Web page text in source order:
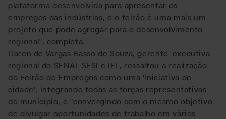
plataforma desenvolvida para apresentar os
empregos das indústrias, e o feirão é uma mais um
projeto que pode agregar para o desenvolvimento
regional", completa.
Daren de Vargas Basso de Souza, gerente-executiva
regional do SENAI-SESI e IEL, ressaltou a realização
do Feirão de Empregos como uma 'iniciativa de
cidade', integrando todas as forças representativas
do município, e "convergindo com o mesmo objetivo
de divulgar oportunidades de trabalho em vários